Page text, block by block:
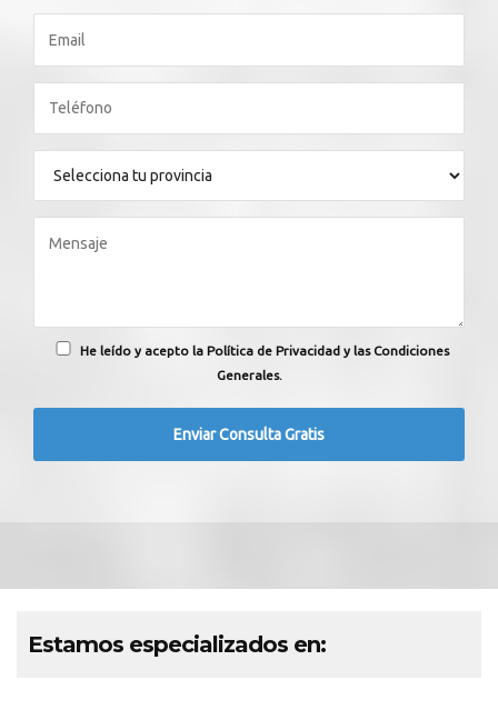
He leído y acepto la Política de Privacidad y las Condiciones
Generales.
Estamos especializados en: